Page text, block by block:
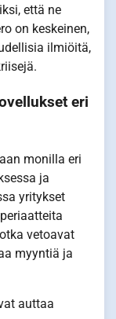
että ne
on keskeinen,
ilmiöitä,
eri
monilla eri
ja
yritykset
vetoavat
myyntiä ja
auttaa